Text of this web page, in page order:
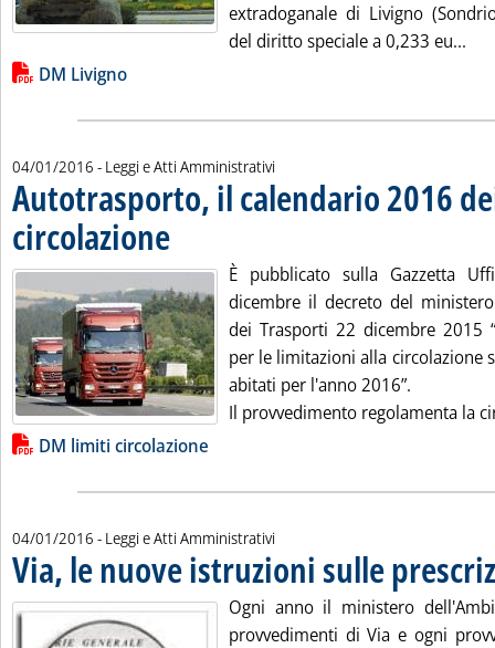
extradoganale di Livigno
del diritto speciale a 0,233 eu...
Lista allegati PDF alla notizia
DM Livigno
04/01/2016 - Leggi e Atti Amministrativi
Autotrasporto, il calendario 2016
circolazione
È pubblicato sulla Gazzetta
dicembre il decreto del
dei Trasporti 22 dicembre 2015
per le limitazioni alla circolazione
abitati per l'anno 2016”.
Il provvedimento regolamenta la
Lista allegati PDF alla notizia
DM limiti circolazione
04/01/2016 - Leggi e Atti Amministrativi
Via, le nuove istruzioni sulle
Ogni anno il ministero
provvedimenti di Via e ogni